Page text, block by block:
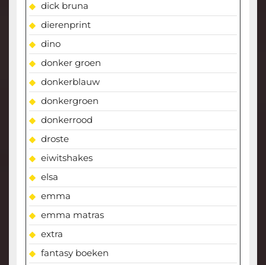
dick bruna
dierenprint
dino
donker groen
donkerblauw
donkergroen
donkerrood
droste
eiwitshakes
elsa
emma
emma matras
extra
fantasy boeken